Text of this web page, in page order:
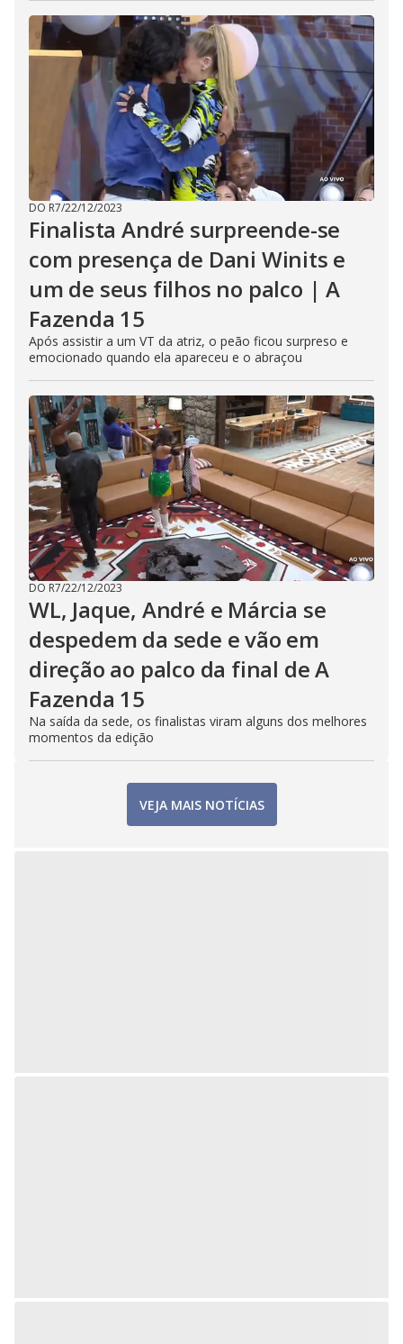
DO R7/22/12/2023
Finalista André surpreende-se
com presença de Dani Winits e
um de seus filhos no palco | A
Fazenda 15
Após assistir a um VT da atriz, o peão ficou surpreso e
emocionado quando ela apareceu e o abraçou
DO R7/22/12/2023
WL, Jaque, André e Márcia se
despedem da sede e vão em
direção ao palco da final de A
Fazenda 15
Na saída da sede, os finalistas viram alguns dos melhores
momentos da edição
VEJA MAIS NOTÍCIAS